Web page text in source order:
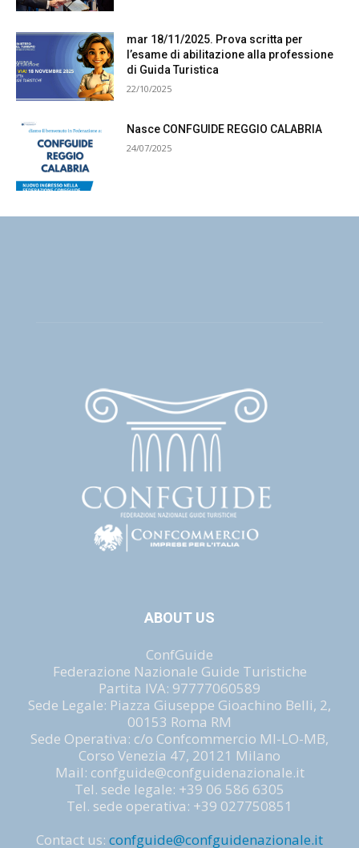
mar 18/11/2025. Prova scritta per
l’esame di abilitazione alla professione
di Guida Turistica
22/10/2025
Nasce CONFGUIDE REGGIO CALABRIA
24/07/2025
ABOUT US
ConfGuide
Federazione Nazionale Guide Turistiche
Partita IVA: 97777060589
Sede Legale: Piazza Giuseppe Gioachino Belli, 2,
00153 Roma RM
Sede Operativa: c/o Confcommercio MI-LO-MB,
Corso Venezia 47, 20121 Milano
Mail: confguide@confguidenazionale.it
Tel. sede legale: +39 06 586 6305
Tel. sede operativa: +39 027750851
Contact us: confguide@confguidenazionale.it